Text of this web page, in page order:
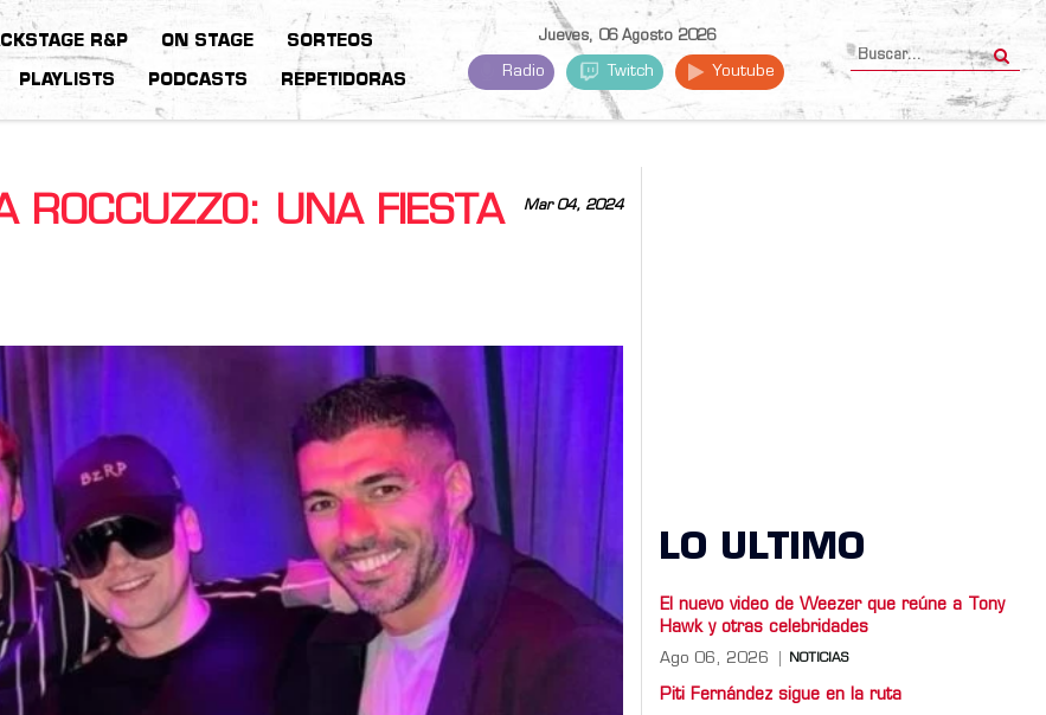
R&P ON STAGE SORTEOS
PLAYLISTS PODCASTS REPETIDORAS
Jueves, 06 Agosto 2026
Radio Twitch Youtube
Mar 04, 2024
ROCCUZZO: UNA FIESTA
LO ULTIMO
El nuevo video de Weezer que reúne a Tony
Hawk y otras celebridades
Ago 06, 2026 NOTICIAS
Piti Fernández sigue en la ruta